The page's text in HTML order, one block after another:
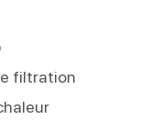
filtration